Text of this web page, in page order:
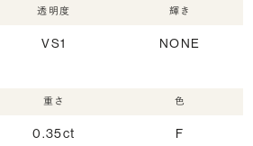
透明度
VS1
輝き
NONE
重さ
0.35ct
色
F